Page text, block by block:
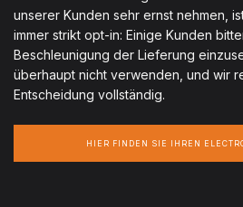
unserer Kunden sehr ernst nehmen,
immer strikt opt-in: Einige Kunden
Beschleunigung der Lieferung
überhaupt nicht verwenden, und wir
Entscheidung vollständig.
HIER FINDEN SIE IHREN